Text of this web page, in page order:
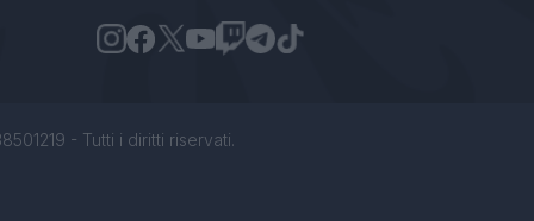
- Tutti i diritti riservati.